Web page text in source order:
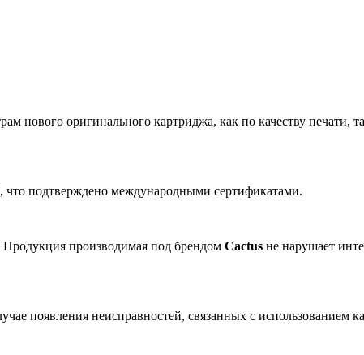
нового оригинального картриджа, как по качеству печати,
что подтверждено международными сертификатами.
Продукция производимая под брендом Cactus не нарушает
появления неисправностей, связанных с использованием